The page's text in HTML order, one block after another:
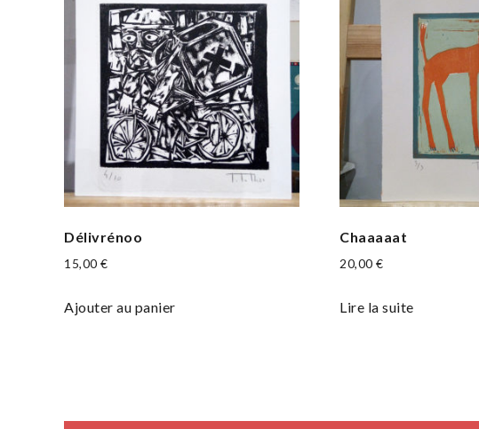
Délivrénoo
15,00 €
Ajouter au panier
Chaaaaat
20,00€
Lire la suite